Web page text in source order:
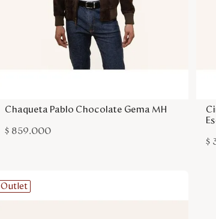
Chaqueta Pablo Chocolate Gema MH
$ 859.000
$
Outlet